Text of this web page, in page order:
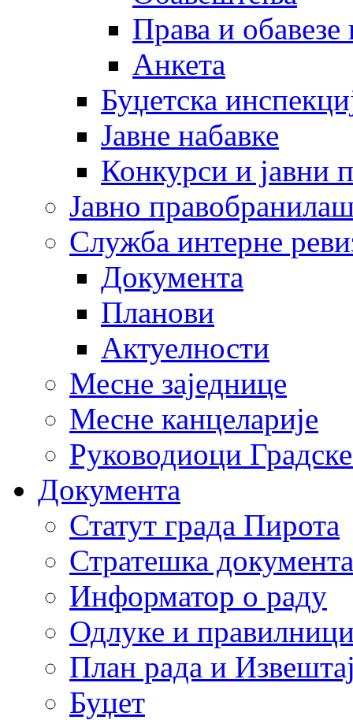
Права и
Анкета
Буџетска
Јавне набавке
Конкурси и јавни
Јавно
Служба интерне
Документа
Планови
Актуелности
Месне заједнице
Месне канцеларије
Руководиоци
Документа
Статут града Пирота
Стратешка документа
Информатор о раду
Одлуке и
План рада и
Буџет